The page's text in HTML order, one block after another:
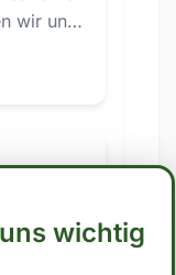
wir uns
wichtig